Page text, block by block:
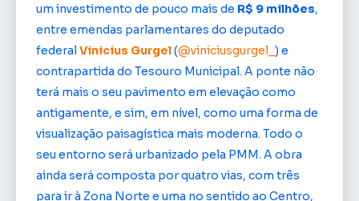
um investimento de pouco mais de R$ 9 milhões,
entre emendas parlamentares do deputado
federalVinicius Gurgel(@viniciusgurgel_ ) e
contrapartida do Tesouro Municipal. A ponte não
terá mais o seu pavimento em elevação como
antigamente, e sim, em nível, como uma forma de
visualização paisagística mais moderna. Todo o
seu entorno será urbanizado pela PMM. A obra
ainda será composta por quatro vias, com três
para ir à Zona Norte e uma no sentido ao Centro,